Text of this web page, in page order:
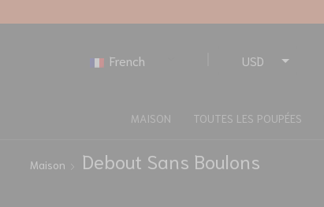
French
USD
MAISON TOUTES LES POUPÉES
Maison Debout Sans Boulons